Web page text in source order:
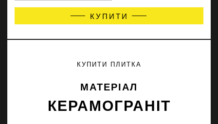
КУПИТИ
КУПИТИ ПЛИТКА
МАТЕРІАЛ
КЕРАМОГРАНІТ